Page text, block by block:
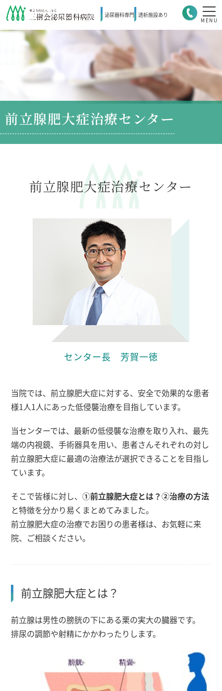
泌尿器科専門 透析施設あり
MENU
前立腺肥大症治療センター
前立腺肥大症治療センター
センター長 芳賀一徳
当院では、前立腺肥大症に対する、安全で効果的な患者
様1人1人にあった低侵襲治療を目指しています。
当センターでは、最新の低侵襲な治療を取り入れ、最先
端の内視鏡、手術器具を用い、患者さんそれぞれの対し
前立腺肥大症に最適の治療法が選択できることを目指し
ています。
そこで皆様に対し、①前立腺肥大症とは？②治療の方法
と特徴を分かり易くまとめてみました。
前立腺肥大症の治療でお困りの患者様は、お気軽に来
院、ご相談ください。
前立腺肥大症とは？
前立腺は男性の膀胱の下にある栗の実大の臓器です。
排尿の調節や射精にかかわったりします。